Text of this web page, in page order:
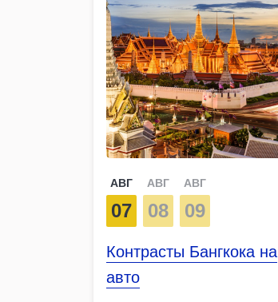
АВГ
07
АВГ
08
АВГ
09
Контрасты Бангкока на
авто